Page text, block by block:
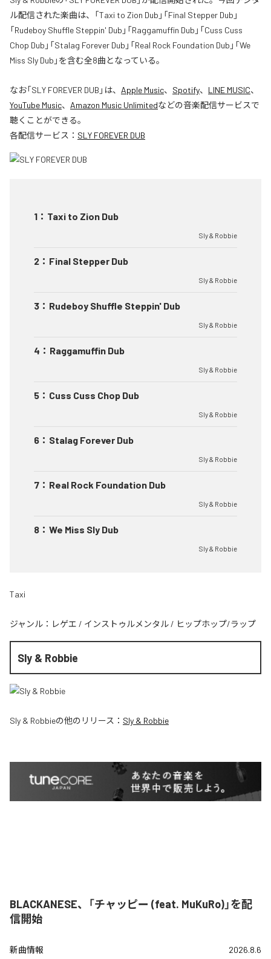
ル配信された楽曲は、「Taxi to Zion Dub」「Final Stepper Dub」
「Rudeboy Shuffle Steppin' Dub」「Raggamuffin Dub」「Cuss Cuss
Chop Dub」「Stalag Forever Dub」「Real Rock Foundation Dub」「We
Miss Sly Dub」を含む全8曲となっている。
なお「SLY FOREVER DUB 」は、 Apple Music、 Spotify、 LINE MUSIC、
YouTube Music、 Amazon Music Unlimitedなどの音楽配信サービスで
聴くことができる。
各配信サービス： SLY FOREVER DUB
1 ： Taxi to Zion Dub
Sly & Robbie
2 ： Final Stepper Dub
Sly & Robbie
3 ： Rudeboy Shuffle Steppin' Dub
Sly & Robbie
4 ： Raggamuffin Dub
Sly & Robbie
5 ： Cuss Cuss Chop Dub
Sly & Robbie
6 ： Stalag Forever Dub
Sly & Robbie
7 ： Real Rock Foundation Dub
Sly & Robbie
8 ： We Miss Sly Dub
Sly & Robbie
Taxi
ジャンル： レゲエ / インストゥルメンタル / ヒップホップ/ラップ
Sly & Robbie
Sly & Robbieの他のリリース： Sly & Robbie
BLACKANESE、「チャッピー (feat. MuKuRo)」を配
信開始
新曲情報 2026.8.6